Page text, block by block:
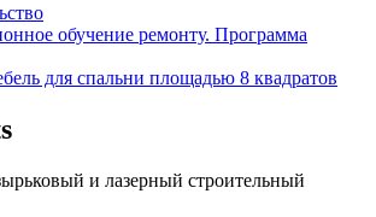
обучение ремонту. Программа
для спальни площадью 8 квадратов